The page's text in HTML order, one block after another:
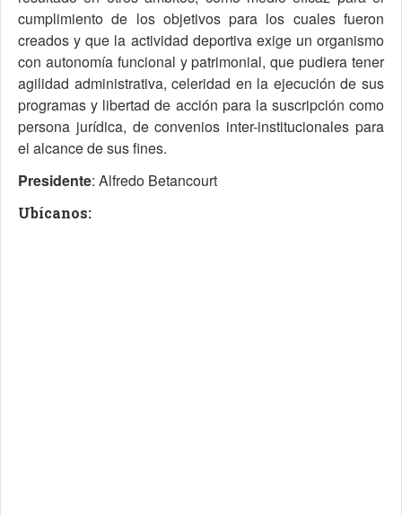
cumplimiento de los objetivos para los cuales fueron
creados y que la actividad deportiva exige un organismo
con autonomía funcional y patrimonial, que pudiera tener
agilidad administrativa, celeridad en la ejecución de sus
programas y libertad de acción para la suscripción como
persona jurídica, de convenios inter-institucionales para
el alcance de sus fines.
Presidente: Alfredo Betancourt
Ubícanos: